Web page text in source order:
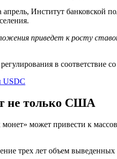
Институт банковской
приведет к росту
в соответствие
USDC
не только США
может привести к
трех лет объем